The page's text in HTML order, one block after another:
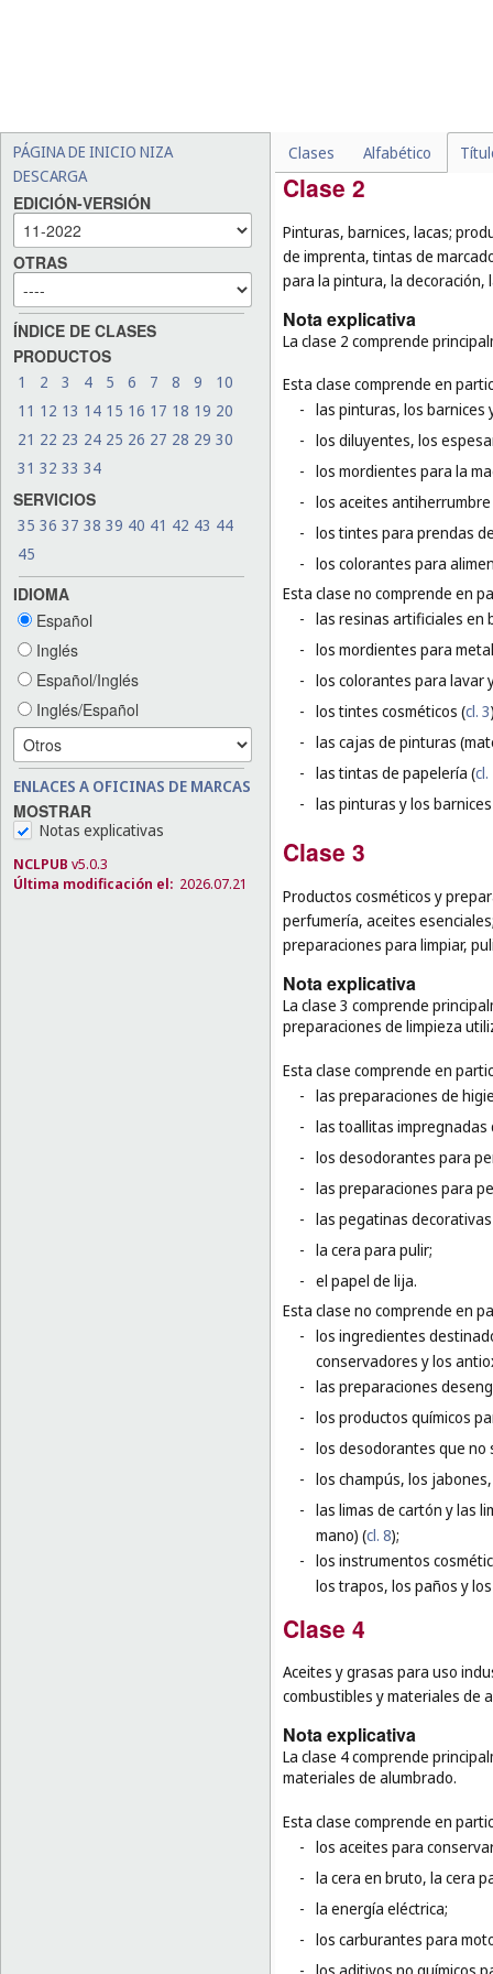
PÁGINA DE INICIO NIZA
DESCARGA
EDICIÓN-VERSIÓN
OTRAS
ÍNDICE DE CLASES
PRODUCTOS
1 2 3 4 5 6 7 8 9
10
11 12 13 14 15 16 17 18 19 20
21 22 23 24 25 26 27 28 29 30
31 32 33 34
SERVICIOS
35 36 37 38 39 40 41 42 43 44
45
IDIOMA
Español
Inglés
Español/Inglés
Inglés/Español
ENLACES A OFICINAS DE MARCAS
MOSTRAR
Notas explicativas
NCLPUB v5.0.3
Última modificación el: 2026.07.21
Clases Alfabético
el pajote (cobertura de
Clase 2
Pinturas, barnices, lacas;
de imprenta, tintas de
para la pintura, la
Nota explicativa
La clase 2 comprende
Esta clase comprende en
- las pinturas, los barnices
- los diluyentes, los
- los mordientes para la
- los aceites
- los tintes para prendas
- los colorantes para
Esta clase no comprende en
- las resinas artificiales en
- los mordientes para
- los colorantes para lavar
- los tintes cosméticos (cl. 3
- las cajas de pinturas
- las tintas de papelería (
- las pinturas y los
Clase 3
Productos cosméticos y
perfumería, aceites
preparaciones para limpiar,
Nota explicativa
La clase 3 comprende
preparaciones de limpieza
Esta clase comprende en
- las preparaciones de
- las toallitas impregnadas
- los desodorantes para
- las preparaciones para
- las pegatinas
- la cera para pulir;
- el papel de lija.
Esta clase no comprende en
- los ingredientes
conservadores y los
- las preparaciones
- los productos químicos
- los desodorantes que no
- los champús, los
- las limas de cartón y las
mano) (cl. 8);
- los instrumentos
los trapos, los paños y
Clase 4
Aceites y grasas para uso
combustibles y materiales de
Nota explicativa
La clase 4 comprende
materiales de alumbrado.
Esta clase comprende en
- los aceites para
- la cera en bruto, la cera
- la energía eléctrica;
- los carburantes para